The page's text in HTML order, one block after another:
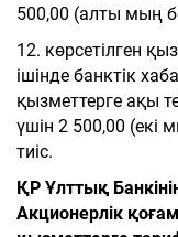
500,00 (алты мың
12. көрсетілген
ішінде банктік
қызметтерге ақы
үшін 2 500,00 (екі
тиіс.
ҚР Ұлттық
Акционерлік